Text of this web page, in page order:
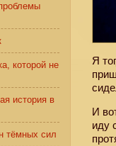
Я
И
иду
которой не
история в
тёмных сил